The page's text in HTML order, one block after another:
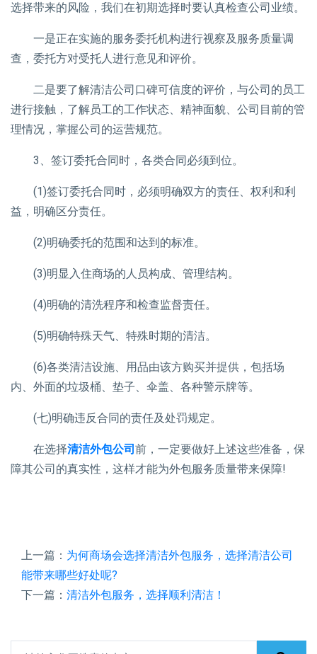
选择带来的风险，我们在初期选择时要认真检查公司业绩。
一是正在实施的服务委托机构进行视察及服务质量调
查，委托方对受托人进行意见和评价。
二是要了解清洁公司口碑可信度的评价，与公司的员工
进行接触，了解员工的工作状态、精神面貌、公司目前的管
理情况，掌握公司的运营规范。
3、签订委托合同时，各类合同必须到位。
(1)签订委托合同时，必须明确双方的责任、权利和利
益，明确区分责任。
(2)明确委托的范围和达到的标准。
(3)明显入住商场的人员构成、管理结构。
(4)明确的清洗程序和检查监督责任。
(5)明确特殊天气、特殊时期的清洁。
(6)各类清洁设施、用品由该方购买并提供，包括场
内、外面的垃圾桶、垫子、伞盖、各种警示牌等。
(七)明确违反合同的责任及处罚规定。
在选择清洁外包公司前，一定要做好上述这些准备，保
障其公司的真实性，这样才能为外包服务质量带来保障!
上一篇： 为何商场会选择清洁外包服务，选择清洁公司
能带来哪些好处呢?
下一篇： 清洁外包服务，选择顺利清洁！